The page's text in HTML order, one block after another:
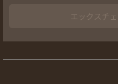
エックスチ